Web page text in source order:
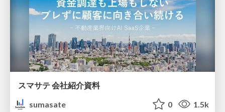
スマサテ 会社紹介資料
sumasate
0 1.5k